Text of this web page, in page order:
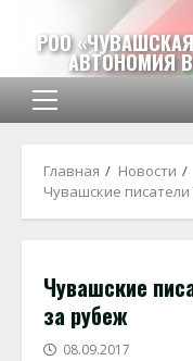
содержимому
РОО
АВТОНОМИЯ В
Основное
Главная
Новости
Чувашские
Чувашские
за рубеж
08.09.2017